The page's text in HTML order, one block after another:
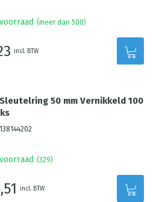
(meer dan 500)
incl. BTW
50 mm Vernikkeld 100
(329)
incl. BTW